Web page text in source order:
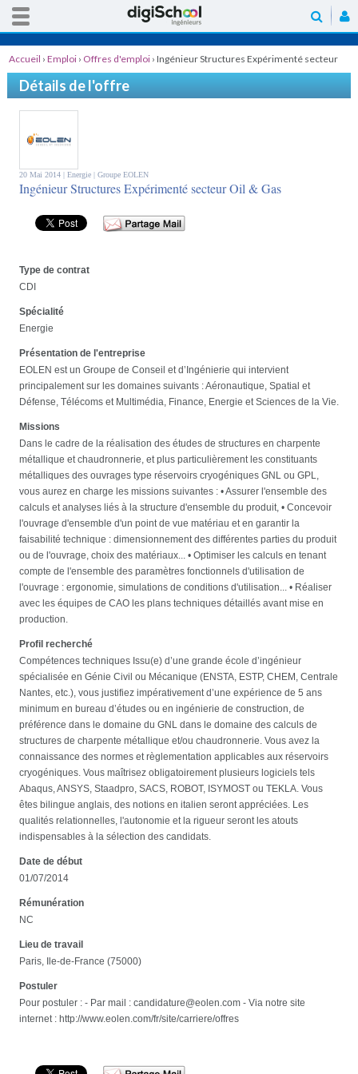
Accueil › Emploi › Offres d'emploi › Ingénieur Structures Expérimenté secteur
Oil & Gas
Détails de l'offre
20 Mai 2014 | Energie | Groupe EOLEN
Ingénieur Structures Expérimenté secteur Oil & Gas
Type de contrat
CDI
Spécialité
Energie
Présentation de l'entreprise
EOLEN est un Groupe de Conseil et d’Ingénierie qui intervient
principalement sur les domaines suivants : Aéronautique, Spatial et
Défense, Télécoms et Multimédia, Finance, Energie et Sciences de la Vie.
Missions
Dans le cadre de la réalisation des études de structures en charpente
métallique et chaudronnerie, et plus particulièrement les constituants
métalliques des ouvrages type réservoirs cryogéniques GNL ou GPL,
vous aurez en charge les missions suivantes : • Assurer l'ensemble des
calculs et analyses liés à la structure d'ensemble du produit, • Concevoir
l'ouvrage d'ensemble d'un point de vue matériau et en garantir la
faisabilité technique : dimensionnement des différentes parties du produit
ou de l'ouvrage, choix des matériaux... • Optimiser les calculs en tenant
compte de l'ensemble des paramètres fonctionnels d'utilisation de
l'ouvrage : ergonomie, simulations de conditions d'utilisation... • Réaliser
avec les équipes de CAO les plans techniques détaillés avant mise en
production.
Profil recherché
Compétences techniques Issu(e) d’une grande école d’ingénieur
spécialisée en Génie Civil ou Mécanique (ENSTA, ESTP, CHEM, Centrale
Nantes, etc.), vous justifiez impérativement d’une expérience de 5 ans
minimum en bureau d’études ou en ingénierie de construction, de
préférence dans le domaine du GNL dans le domaine des calculs de
structures de charpente métallique et/ou chaudronnerie. Vous avez la
connaissance des normes et règlementation applicables aux réservoirs
cryogéniques. Vous maîtrisez obligatoirement plusieurs logiciels tels
Abaqus, ANSYS, Staadpro, SACS, ROBOT, ISYMOST ou TEKLA. Vous
êtes bilingue anglais, des notions en italien seront appréciées. Les
qualités relationnelles, l'autonomie et la rigueur seront les atouts
indispensables à la sélection des candidats.
Date de début
01/07/2014
Rémunération
NC
Lieu de travail
Paris, Ile-de-France (75000)
Postuler
Pour postuler : - Par mail : candidature@eolen.com - Via notre site
internet : http://www.eolen.com/fr/site/carriere/offres